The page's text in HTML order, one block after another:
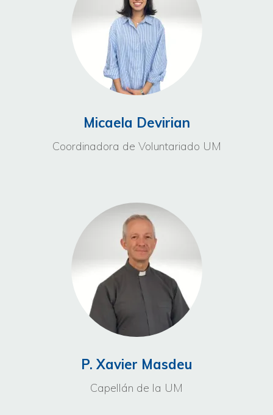
Micaela Devirian
Coordinadora de Voluntariado UM
P. Xavier Masdeu
Capellán de la UM